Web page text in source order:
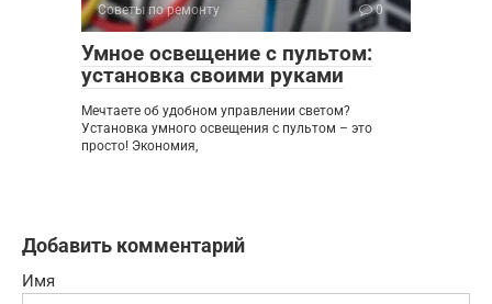
Советы по ремонту 0
Умное освещение с пультом:
установка своими руками
Мечтаете об удобном управлении светом?
Установка умного освещения с пультом – это
просто! Экономия,
Добавить комментарий
Имя